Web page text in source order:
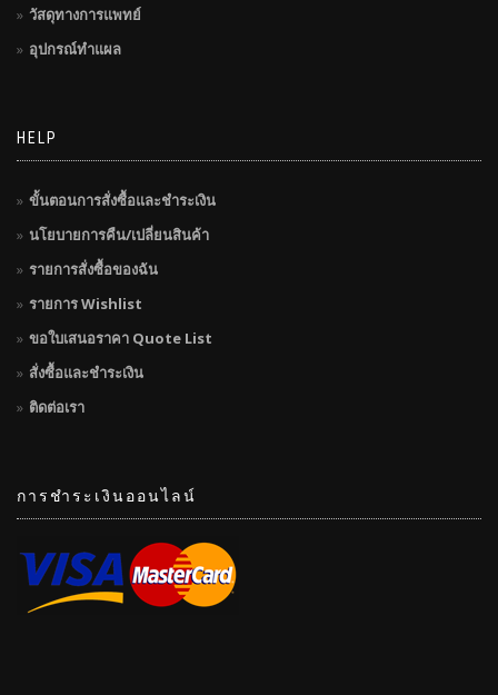
วัสดุทางการแพทย์
อุปกรณ์ทำแผล
HELP
ขั้นตอนการสั่งซื้อและชำระเงิน
นโยบายการคืน/เปลี่ยนสินค้า
รายการสั่งซื้อของฉัน
รายการ Wishlist
ขอใบเสนอราคา Quote List
สั่งซื้อและชำระเงิน
ติดต่อเรา
การชำระเงินออนไลน์